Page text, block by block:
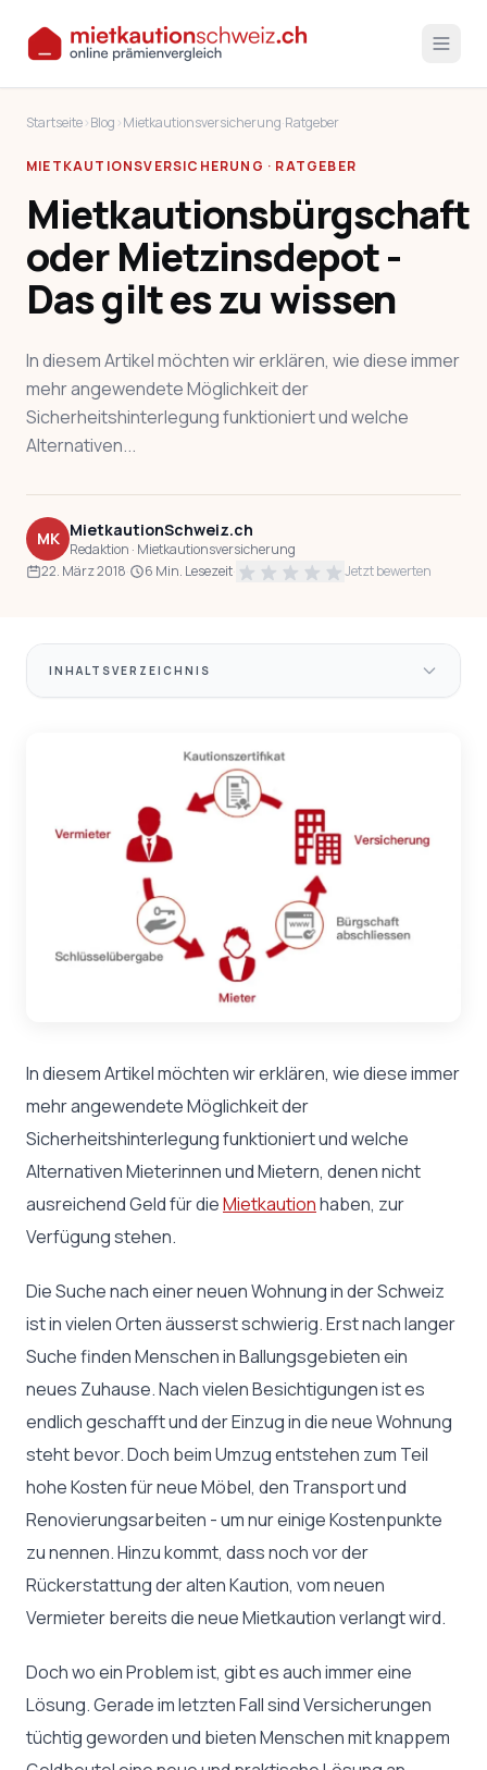
Startseite›Blog ›Mietkautionsversicherung·Ratgeber
MIETKAUTIONSVERSICHERUNG · RATGEBER
Mietkautionsbürgschaft
oder Mietzinsdepot -
Das gilt es zu wissen
In diesem Artikel möchten wir erklären, wie diese immer
mehr angewendete Möglichkeit der
Sicherheitshinterlegung funktioniert und welche
Alternativen...
MK MietkautionSchweiz.ch
Redaktion · Mietkautionsversicherung
22. März 2018· 6 Min. Lesezeit· Jetzt bewerten
INHALTSVERZEICHNIS
In diesem Artikel möchten wir erklären, wie diese immer
mehr angewendete Möglichkeit der
Sicherheitshinterlegung funktioniert und welche
Alternativen Mieterinnen und Mietern, denen nicht
ausreichend Geld für dieMietkautionhaben, zur
Verfügung stehen.
Die Suche nach einer neuen Wohnung in der Schweiz
ist in vielen Orten äusserst schwierig. Erst nach langer
Suche finden Menschen in Ballungsgebieten ein
neues Zuhause. Nach vielen Besichtigungen ist es
endlich geschafft und der Einzug in die neue Wohnung
steht bevor. Doch beim Umzug entstehen zum Teil
hohe Kosten für neue Möbel, den Transport und
Renovierungsarbeiten - um nur einige Kostenpunkte
zu nennen. Hinzu kommt, dass noch vor der
Rückerstattung der alten Kaution, vom neuen
Vermieter bereits die neue Mietkaution verlangt wird.
Doch wo ein Problem ist, gibt es auch immer eine
Lösung. Gerade im letzten Fall sind Versicherungen
tüchtig geworden und bieten Menschen mit knappem